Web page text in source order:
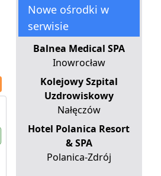
Nowe ośrodki w
serwisie
Balnea Medical SPA
Inowrocław
Kolejowy Szpital
Uzdrowiskowy
Nałęczów
Hotel Polanica Resort
& SPA
Polanica-Zdrój